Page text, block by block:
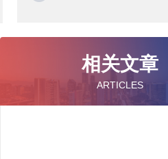
相关文章
ARTICLES